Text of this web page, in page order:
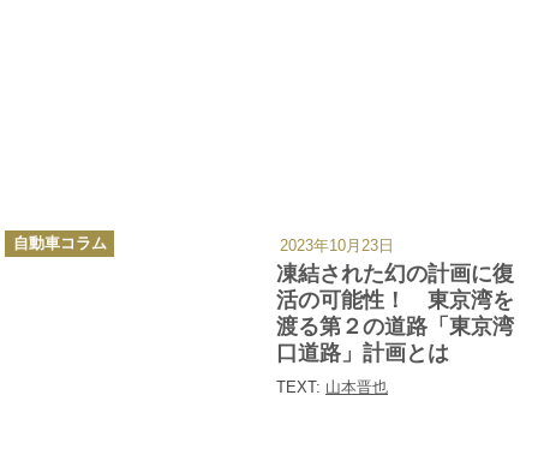
凍結された幻の計画に復
活の可能性！ 東京湾を
渡る第２の道路「東京湾
口道路」計画とは
TEXT: 山本晋也
カ
テ
自動車コラム 2023年10月23日